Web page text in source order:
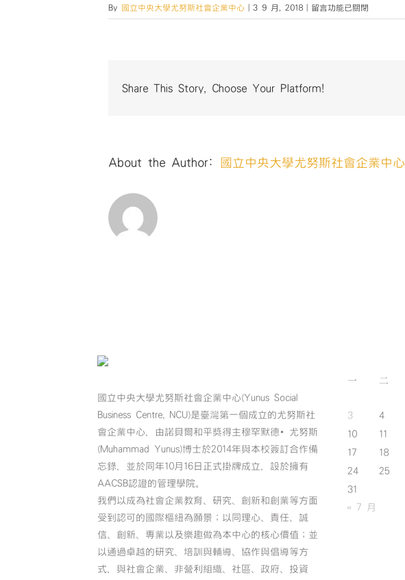
By 國立中央大學尤努斯社會企業中心 3 9 月, 2018
在
〈2018
計
_
留言功能已關閉
Share This Story, Choose Your Platform!
About the Author: 國立中央大學尤努斯社會企業中心
國立中央大學尤努斯社會企業中心(Yunus Social
Business Centre, NCU)是臺灣第一個成立的尤努斯社
會企業中心，由諾貝爾和平獎得主穆罕默德•尤努斯
(Muhammad Yunus)博士於2014年與本校簽訂合作備
忘錄，並於同年10月16日正式掛牌成立，設於擁有
AACSB認證的管理學院。
我們以成為社會企業教育、研究、創新和創業等方面
受到認可的國際樞紐為願景；以同理心、責任、誠
信、創新、專業以及樂趣做為本中心的核心價值；並
以通過卓越的研究、培訓與輔導、協作與倡導等方
式，與社會企業、非營利組織、社區、政府、投資
一 二
3
4
10
11
17
18
24
25
31
« 7 月